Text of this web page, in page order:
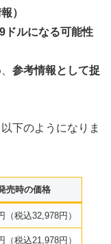
）
ドルになる可能性
参考情報として捉
下のようになりま
売時の価格
（税込32,978円）
（税込21,978円）